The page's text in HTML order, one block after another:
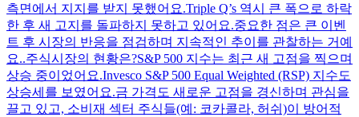
측면에서 지지를 받지 못했어요.Triple Q’s 역시 큰 폭으로 하락
한 후 새 고지를 돌파하지 못하고 있어요.중요한 점은 큰 이벤
트 후 시장의 반응을 점검하며 지속적인 추이를 관찰하는 거예
요..주식시장의 현황은?S&P 500 지수는 최근 새 고점을 찍으며
상승 중이었어요.Invesco S&P 500 Equal Weighted (RSP) 지수도
상승세를 보였어요.금 가격도 새로운 고점을 경신하며 관심을
끌고 있고, 소비재 섹터 주식들(예: 코카콜라, 허쉬)이 방어적